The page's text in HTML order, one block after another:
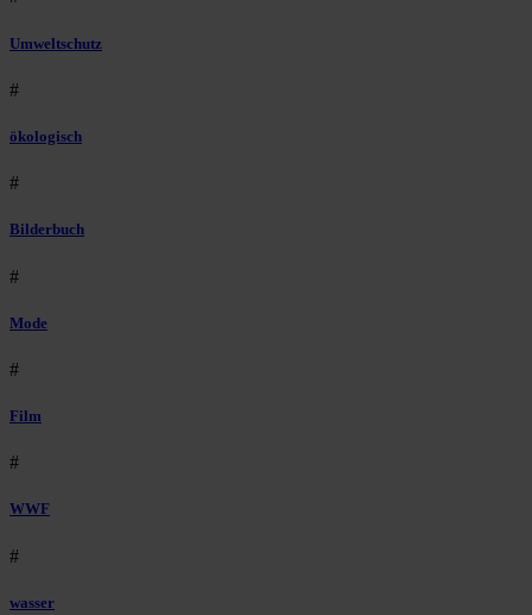
Umweltschutz
#
ökologisch
#
Bilderbuch
#
Mode
#
Film
#
WWF
#
wasser